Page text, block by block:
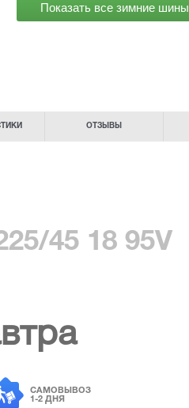
Показать все зимние шины
ОТЗЫВЫ
45 18 95V
САМОВЫВОЗ
1-2 ДНЯ